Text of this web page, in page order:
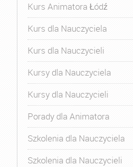
Kurs Animatora Łódź
Kurs dla Nauczyciela
Kurs dla Nauczycieli
Kursy dla Nauczyciela
Kursy dla Nauczycieli
Porady dla Animatora
Szkolenia dla Nauczyciela
Szkolenia dla Nauczycieli